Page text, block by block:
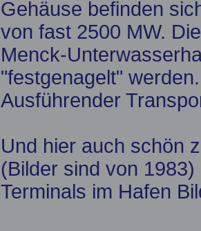
Gehäuse befinden
von fast 2500 MW.
Menck-
"festgenagelt" werden.
Ausführender
Und hier auch schön
(Bilder sind von
Terminals im Hafen